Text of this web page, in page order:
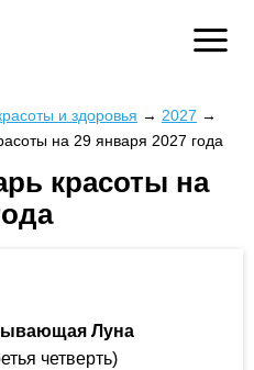
и здоровья → 2027 →
на 29 января 2027 года
красоты на
Луна
четверть)